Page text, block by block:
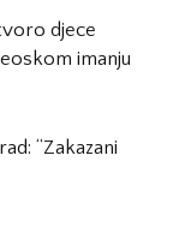
djece
imanju
“Zakazani